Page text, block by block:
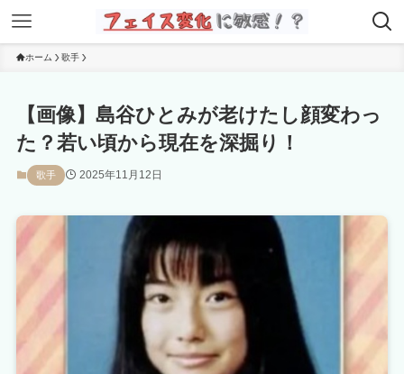
ホーム 歌手
【画像】島谷ひとみが老けたし顔変わっ
た？若い頃から現在を深掘り！
歌手 2025年11月12日